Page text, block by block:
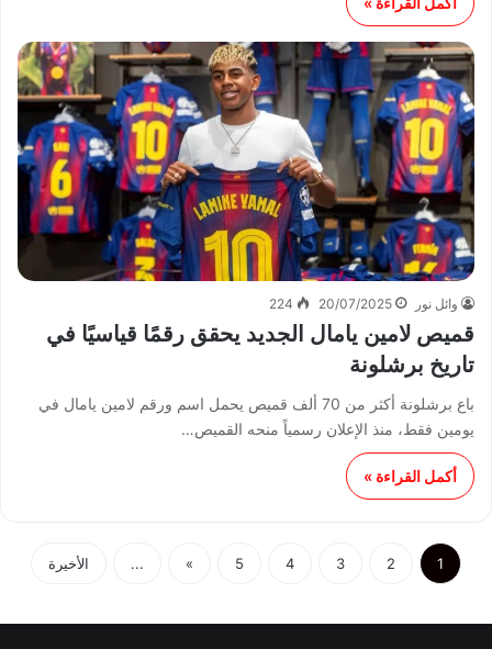
وائل نور 20/07/2025
224
قميص لامين يامال الجديد يحقق رقمًا قياسيًا في
تاريخ برشلونة
باع برشلونة أكثر من 70 ألف قميص يحمل اسم ورقم لامين يامال في
يومين فقط، منذ الإعلان رسمياً منحه القميص…
أكمل القراءة »
1
2
3
4
5
»
... الأخيرة